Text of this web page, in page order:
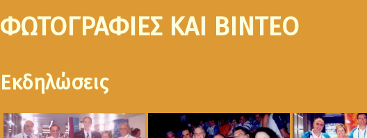
ΦΩΤΟΓΡΑΦΙΕΣ ΚΑΙ ΒΙΝΤΕΟ
Εκδηλώσεις